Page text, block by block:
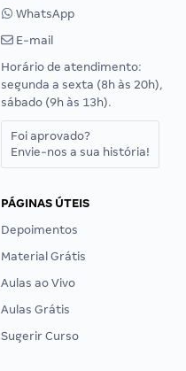
WhatsApp
E-mail
Horário de atendimento:
segunda a sexta (8h às 20h),
sábado (9h às 13h).
Foi aprovado?
Envie-nos a sua história!
PÁGINAS ÚTEIS
Depoimentos
Material Grátis
Aulas ao Vivo
Aulas Grátis
Sugerir Curso